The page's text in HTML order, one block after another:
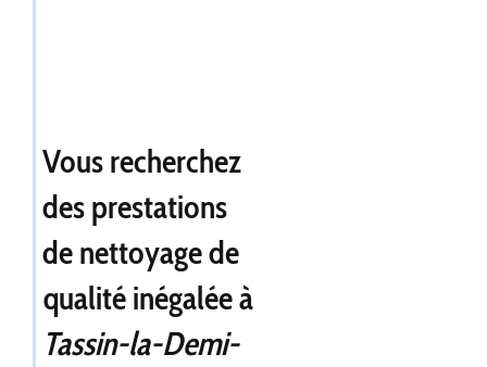
Vous recherchez
des prestations
de nettoyage de
qualité inégalée à
Tassin-la-Demi-